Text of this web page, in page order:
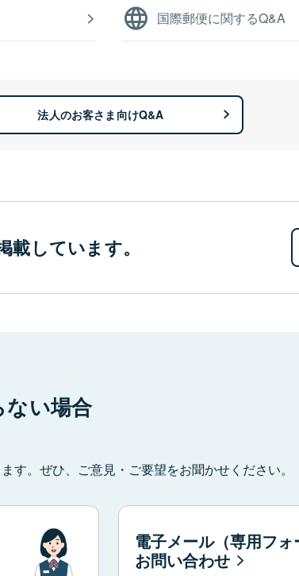
国際郵便に関するQ&A
法人のお客さま向けQ&A
載しています。
い場合
す。ぜひ、ご意見・ご要望をお聞かせください。
電子メール（専用フ
お問い合わせ